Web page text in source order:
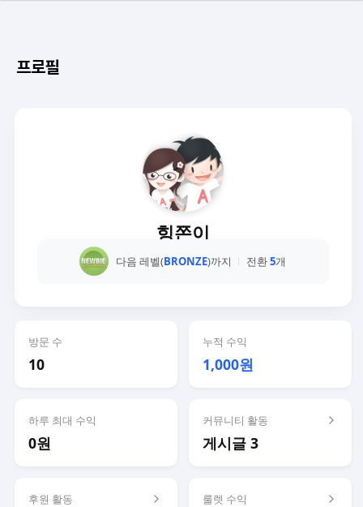
프로필
힝쫀이
다음 레벨(BRONZE)까지 전환5개
방문 수
10
누적 수익
1,000원
하루 최대 수익
0원
커뮤니티 활동
게시글 3
후원 활동 룰렛 수익